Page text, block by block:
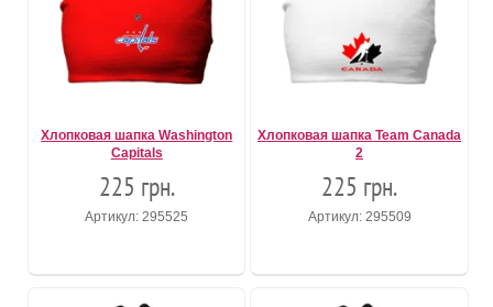
Хлопковая шапка Washington
Capitals
225 грн.
Артикул: 295525
Хлопковая шапка Team Canada
2
225 грн.
Артикул: 295509